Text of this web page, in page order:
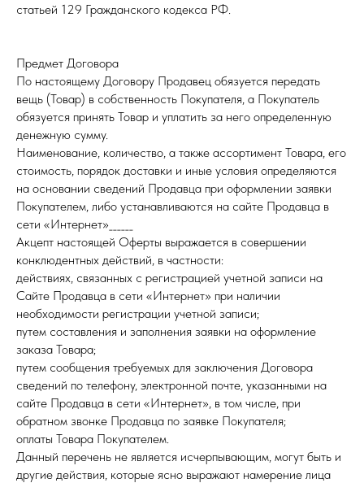
статьей 129 Гражданского кодекса РФ.
Предмет Договора
По настоящему Договору Продавец обязуется передать
вещь (Товар) в собственность Покупателя, а Покупатель
обязуется принять Товар и уплатить за него определенную
денежную сумму.
Наименование, количество, а также ассортимент Товара, его
стоимость, порядок доставки и иные условия определяются
на основании сведений Продавца при оформлении заявки
Покупателем, либо устанавливаются на сайте Продавца в
сети «Интернет»______
Акцепт настоящей Оферты выражается в совершении
конклюдентных действий, в частности:
действиях, связанных с регистрацией учетной записи на
Сайте Продавца в сети «Интернет» при наличии
необходимости регистрации учетной записи;
путем составления и заполнения заявки на оформление
заказа Товара;
путем сообщения требуемых для заключения Договора
сведений по телефону, электронной почте, указанными на
сайте Продавца в сети «Интернет», в том числе, при
обратном звонке Продавца по заявке Покупателя;
оплаты Товара Покупателем.
Данный перечень не является исчерпывающим, могут быть и
другие действия, которые ясно выражают намерение лица